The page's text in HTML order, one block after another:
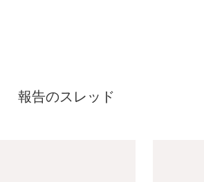
報告のスレッド